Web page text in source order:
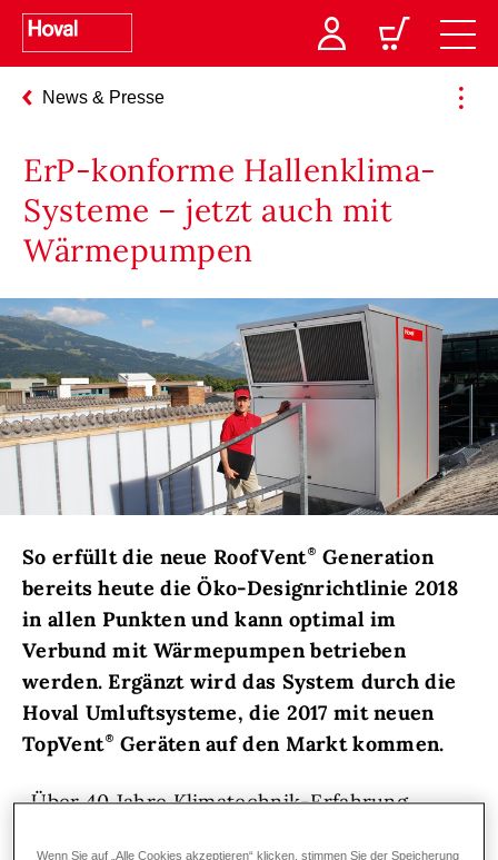
News & Presse
ErP-konforme Hallenklima-
Systeme – jetzt auch mit
Wärmepumpen
So erfüllt die neue RoofVent
Generation
bereits heute die Öko-Designrichtlinie 2018
in allen Punkten und kann optimal im
Verbund mit Wärmepumpen betrieben
werden. Ergänzt wird das System durch die
Hoval Umluftsysteme, die 2017 mit neuen
TopVent
Geräten auf den Markt kommen.
„Über 40 Jahre Klimatechnik-Erfahrung
Wenn Sie auf „Alle Cookies akzeptieren“ klicken, stimmen Sie der Speicherung